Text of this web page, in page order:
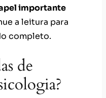
importante
a leitura para
completo.
de